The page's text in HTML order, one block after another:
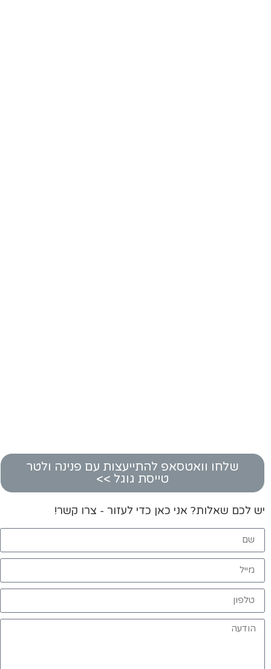
שלחו וואטסאפ להתייעצות עם פנינה ולטר
טייסת גוגל >>
יש לכם שאלות? אני כאן כדי לעזור - צרו קשר!